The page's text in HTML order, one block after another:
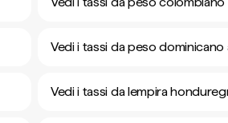
Vedi i tassi da peso
Vedi i tassi da lempira